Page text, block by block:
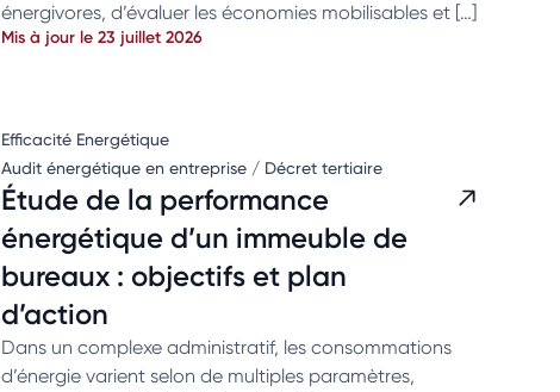
énergivores, d’évaluer les économies mobilisables et […]
Mis à jour le 23 juillet 2026
Efficacité Energétique
Audit énergétique en entreprise / Décret tertiaire
Étude de la performance
énergétique d’un immeuble de
bureaux : objectifs et plan
d’action
Dans un complexe administratif, les consommations
d’énergie varient selon de multiples paramètres,